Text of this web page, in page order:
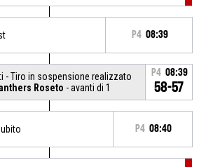
P4 08:39
- Tiro in sospensione realizzato
Roseto - avanti di 1
P4 08:39
58-57
P4 08:40